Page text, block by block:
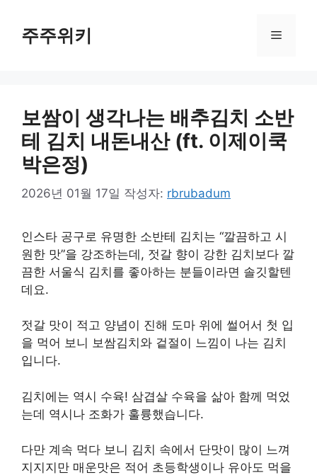
주주위키 메
보쌈이 생각나는 배추김치 소반
테 김치 내돈내산 (ft. 이제이쿡
박은정)
2026년 01월 17일 작성자: rbrubadum
인스타 공구로 유명한 소반테 김치는 “깔끔하고 시
원한 맛”을 강조하는데, 젓갈 향이 강한 김치보다 깔
끔한 서울식 김치를 좋아하는 분들이라면 솔깃할텐
데요.
젓갈 맛이 적고 양념이 진해 도마 위에 썰어서 첫 입
을 먹어 보니 보쌈김치와 겉절이 느낌이 나는 김치
입니다.
김치에는 역시 수육! 삼겹살 수육을 삶아 함께 먹었
는데 역시나 조화가 훌륭했습니다.
다만 계속 먹다 보니 김치 속에서 단맛이 많이 느껴
지지지만 매운맛은 적어 초등학생이나 유아도 먹을